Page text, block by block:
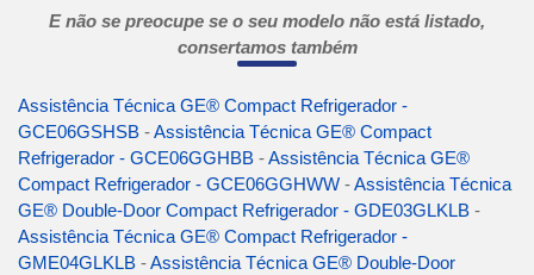
E não se preocupe se o seu modelo não está listado,
consertamos também
Assistência Técnica GE® Compact Refrigerador -
GCE06GSHSB -Assistência Técnica GE® Compact
Refrigerador - GCE06GGHBB -Assistência Técnica GE®
Compact Refrigerador - GCE06GGHWW -Assistência Técnica
GE® Double-Door Compact Refrigerador - GDE03GLKLB -
Assistência Técnica GE® Compact Refrigerador -
GME04GLKLB -Assistência Técnica GE® Double-Door